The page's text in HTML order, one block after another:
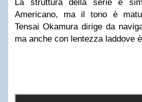
La struttura della serie è
Americano, ma il tono è
Tensai Okamura dirige da
ma anche con lentezza laddove